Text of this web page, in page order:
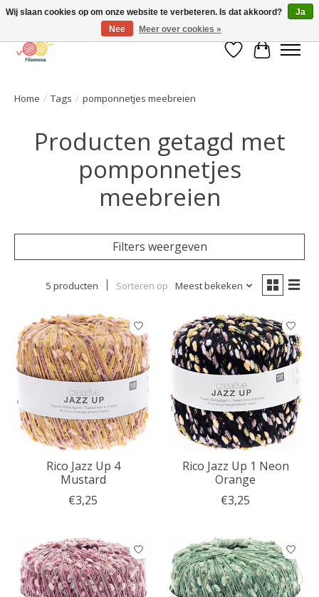
Verlanglijst
Home / Tags / pomponnetjes meebreien
Producten getagd met
pomponnetjes
meebreien
Filters weergeven
5 producten Sorteren op Meest bekeken
Rico Jazz Up 4
Mustard
€3,25
Rico Jazz Up 1 Neon
Orange
€3,25
Wij slaan cookies op om onze website te verbeteren. Is dat akkoord?
Ja
Nee
Meer over cookies »